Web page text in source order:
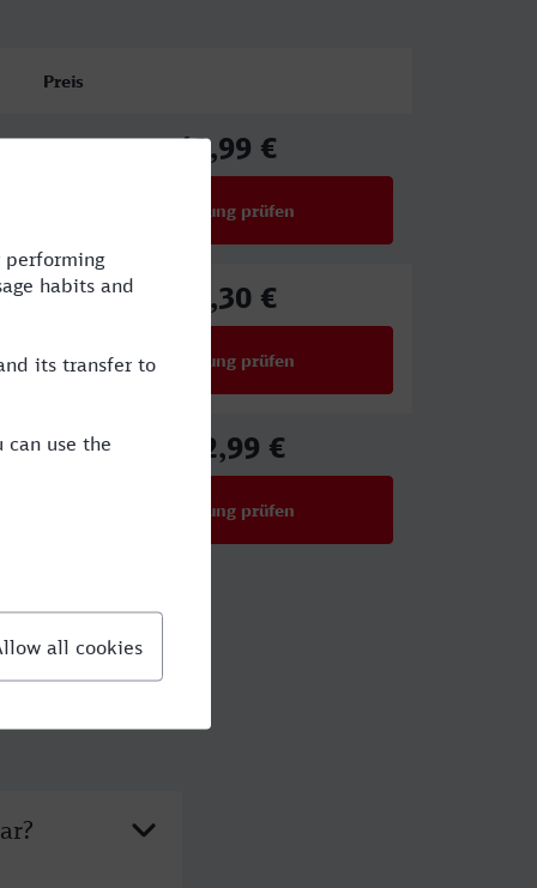
Preis
43,99 €
Verbindung prüfen
64,30 €
Verbindung prüfen
102,99 €
Verbindung prüfen